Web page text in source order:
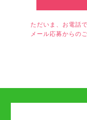
ただいま、お電話
メール応募からの